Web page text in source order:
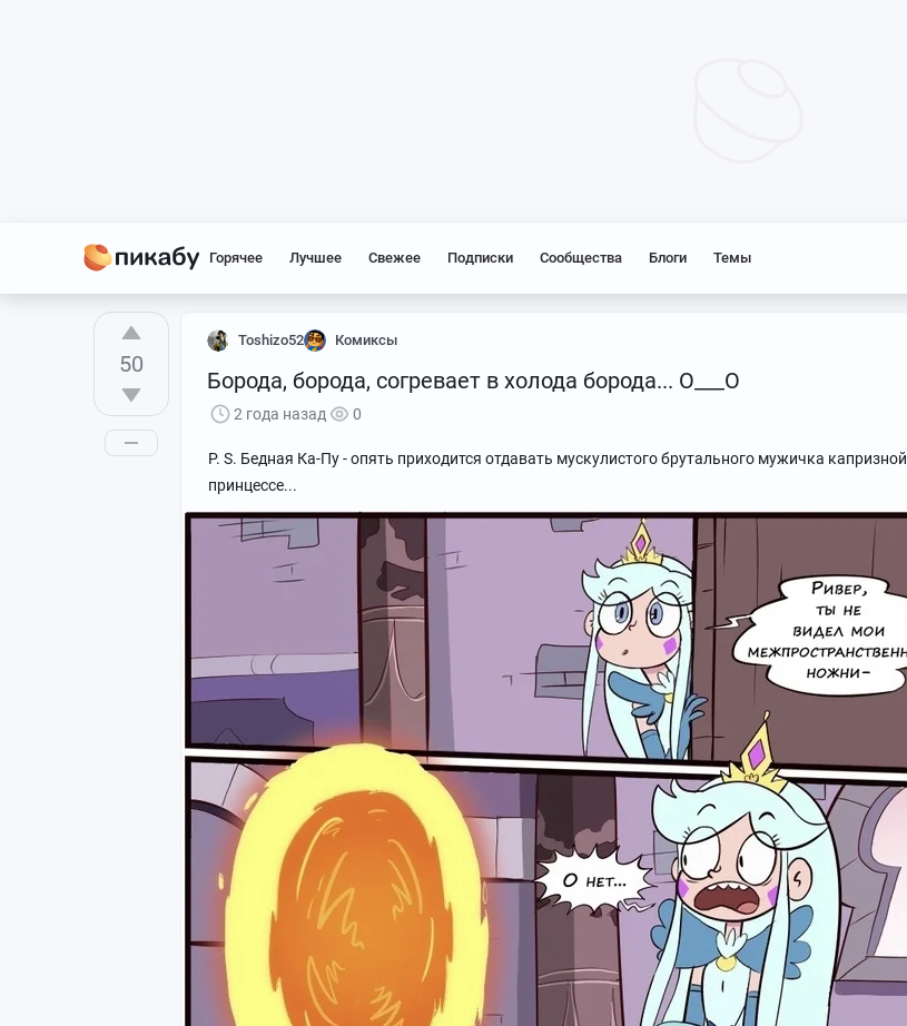
Горячее Лучшее Свежее Подписки Сообщества Блоги Темы
50
Toshizo52 Комиксы
Борода, борода, согревает в холода борода... О___О
2 года назад 0
P. S. Бедная Ка-Пу - опять приходится отдавать мускулистого брутального мужичка капризной
принцессе...